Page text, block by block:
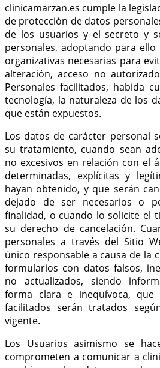
clinicamarzan.es cumple la
de protección de datos
de los usuarios y el secreto y
personales, adoptando para ello
organizativas necesarias para
alteración, acceso no
Personales facilitados, habida
tecnología, la naturaleza de los
que están expuestos.
Los datos de carácter personal
su tratamiento, cuando sean
no excesivos en relación con el
determinadas, explícitas y
hayan obtenido, y que serán
dejado de ser necesarios o
finalidad, o cuando lo solicite el
su derecho de cancelación.
personales a través del Sitio
único responsable a causa de la
formularios con datos falsos,
no actualizados, siendo
forma clara e inequívoca, que
facilitados serán tratados
vigente.
Los Usuarios asimismo se
comprometen a comunicar a